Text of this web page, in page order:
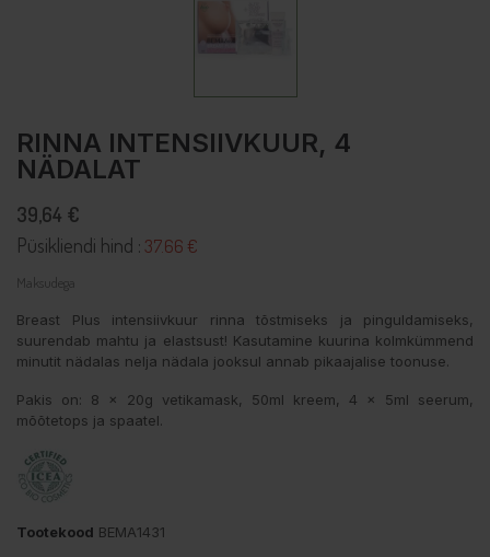
RINNA INTENSIIVKUUR, 4
NÄDALAT
39,64 €
Püsikliendi hind : 37.66 €
Maksudega
Breast Plus intensiivkuur rinna tõstmiseks ja pinguldamiseks,
suurendab mahtu ja elastsust! Kasutamine kuurina kolmkümmend
minutit nädalas nelja nädala jooksul annab pikaajalise toonuse.
Pakis on: 8 x 20g vetikamask, 50ml kreem, 4 x 5ml seerum,
mõõtetops ja spaatel.
Tootekood BEMA1431